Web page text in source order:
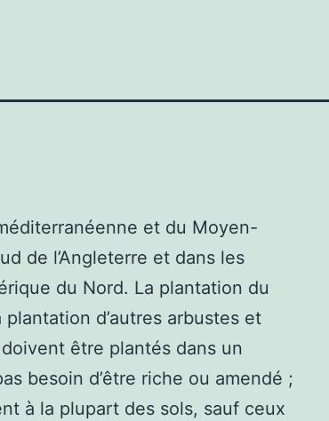
et du Moyen-
de l’Angleterre et dans les
du Nord. La plantation du
d’autres arbustes et
être plantés dans un
besoin d’être riche ou amendé ;
à la plupart des sols, sauf ceux